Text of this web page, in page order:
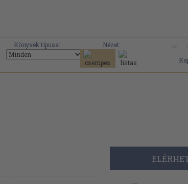
Könyvek típusa:
Nézet: